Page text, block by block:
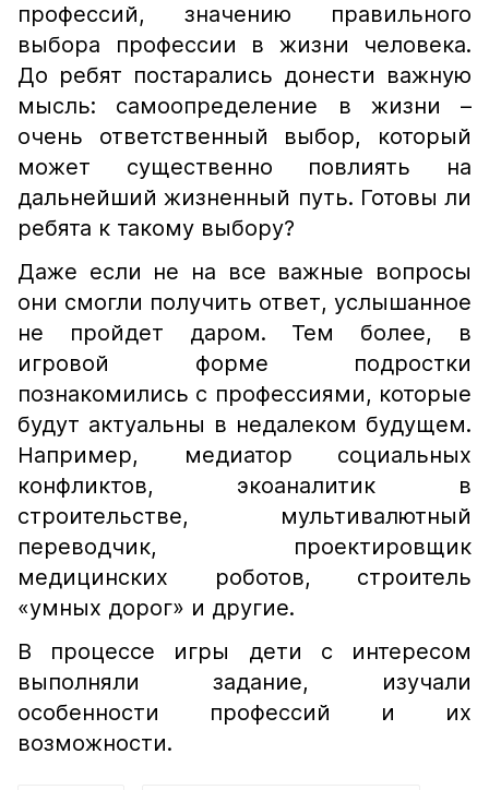
профессий, значению правильного
выбора профессии в жизни человека.
До ребят постарались донести важную
мысль: самоопределение в жизни –
очень ответственный выбор, который
может существенно повлиять на
дальнейший жизненный путь. Готовы ли
ребята к такому выбору?
Даже если не на все важные вопросы
они смогли получить ответ, услышанное
не пройдет даром. Тем более, в
игровой форме подростки
познакомились с профессиями, которые
будут актуальны в недалеком будущем.
Например, медиатор социальных
конфликтов, экоаналитик в
строительстве, мультивалютный
переводчик, проектировщик
медицинских роботов, строитель
«умных дорог» и другие.
В процессе игры дети с интересом
выполняли задание, изучали
особенности профессий и их
возможности.